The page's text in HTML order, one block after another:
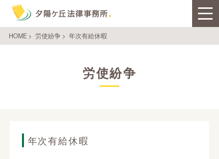
HOME> 労使紛争> 年次有給休暇
労使紛争
年次有給休暇